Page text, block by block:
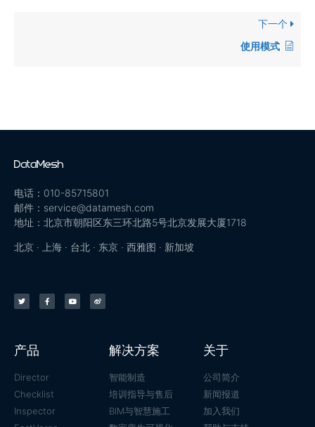
下一个
使用模式
电话：010-85715801
邮件：service@datamesh.com
地址：北京市朝阳区东三环北路5号北京发展大厦1718
北京 · 上海 · 台北 · 东京 · 西雅图 · 新加坡
产品
Director
Checklist
Inspector
解决方案
智能制造
培训指导与售后
BIM与智慧施工
关于
公司简介
新闻报道
加入我们